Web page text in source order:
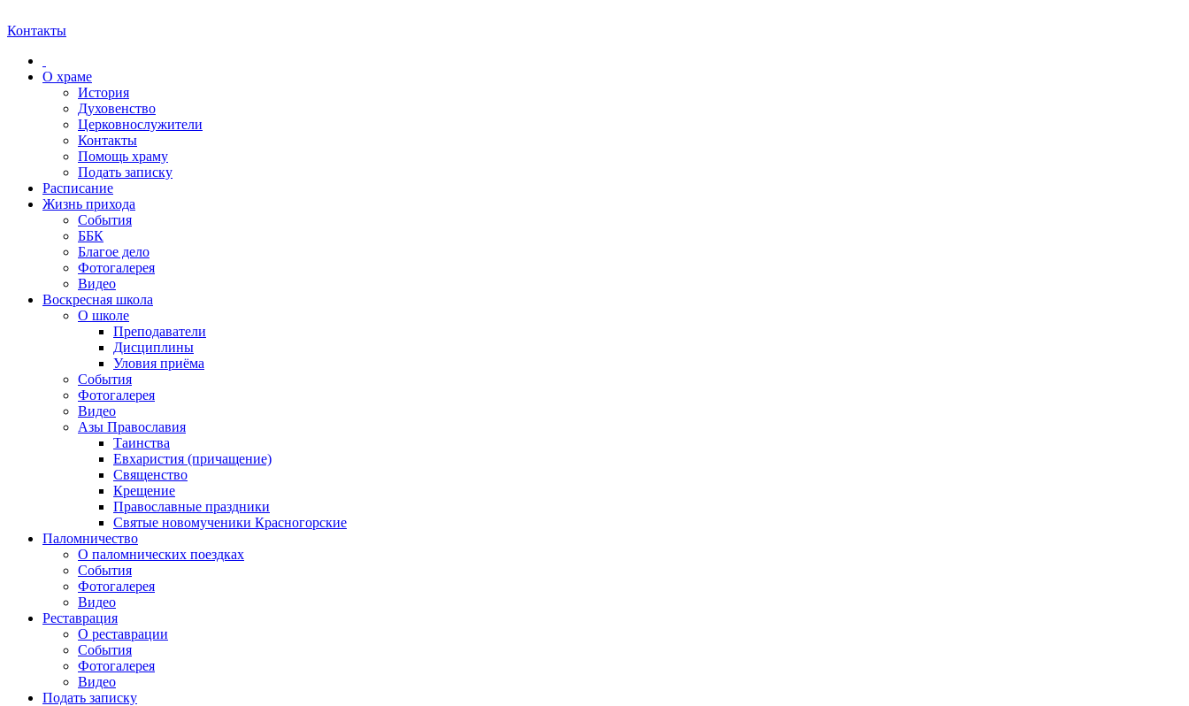
Контакты
О храме
История
Духовенство
Церковнослужители
Контакты
Помощь храму
Подать записку
Расписание
Жизнь прихода
События
ББК
Благое дело
Фотогалерея
Видео
Воскресная школа
О школе
Преподаватели
Дисциплины
Уловия приёма
События
Фотогалерея
Видео
Азы Православия
Таинства
Евхаристия (причащение)
Священство
Крещение
Православные праздники
Святые новомученики Красногорские
Паломничество
О паломнических поездках
События
Фотогалерея
Видео
Реставрация
О реставрации
События
Фотогалерея
Видео
Подать записку